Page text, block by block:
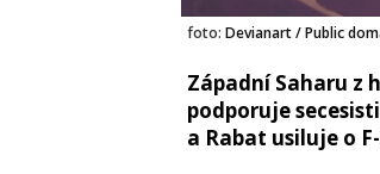
foto: Devianart / Public
Západní Saharu z
podporuje
a Rabat usiluje o